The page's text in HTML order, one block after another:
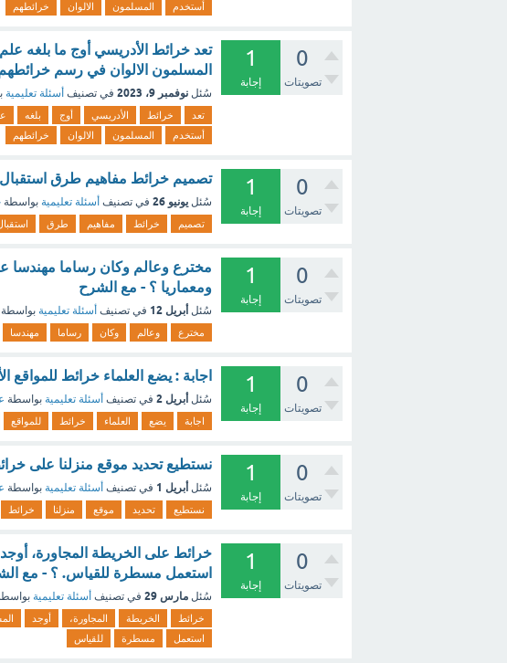
أستخدم
المسلمون الالوان خرائطهم
0
تصويتات
1
إجابة
تعد خرائط الأدريسي أوج ما بلغه
المسلمون الالوان في رسم
سُئل نوفمبر 9، 2023 في تصنيف أسئلة تعليمية
تعد خرائط الأدريسي أوج بلغه
أستخدم
المسلمون الالوان خرائطهم
0
تصويتات
1
إجابة
تصميم خرائط مفاهيم طرق
سُئل يونيو 26 في تصنيف أسئلة تعليمية بواسطة
تصميم خرائط مفاهيم طرق
0
تصويتات
1
إجابة
مخترع وعالم وكان رساما مهندسا
ومعماريا ؟ - مع الشرح
سُئل أبريل 12 في تصنيف أسئلة تعليمية بواسطة
مخترع وعالم وكان رساما مهندسا
0
تصويتات
1
إجابة
اجابة : يضع العلماء خرائط
سُئل أبريل 2 في تصنيف أسئلة تعليمية بواسطة
اجابة يضع العلماء خرائط للمواقع
0
تصويتات
1
إجابة
نستطيع تحديد موقع منزلنا على
سُئل أبريل 1 في تصنيف أسئلة تعليمية بواسطة
نستطيع تحديد موقع منزلنا خرائط
0
تصويتات
1
إجابة
خرائط على الخريطة المجاورة،
استعمل مسطرة للقياس. ؟ - مع
سُئل مارس 29 في تصنيف أسئلة تعليمية
خرائط الخريطة المجاورة، أوجد
استعمل
مسطرة للقياس